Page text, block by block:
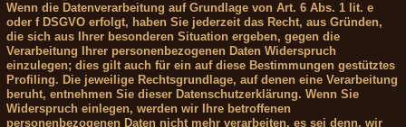
Wenn die Datenverarbeitung auf Grundlage von Art. 6 Abs. 1 lit. e
oder f DSGVO erfolgt, haben Sie jederzeit das Recht, aus Gründen,
die sich aus Ihrer besonderen Situation ergeben, gegen die
Verarbeitung Ihrer personenbezogenen Daten Widerspruch
einzulegen; dies gilt auch für ein auf diese Bestimmungen gestütztes
Profiling. Die jeweilige Rechtsgrundlage, auf denen eine Verarbeitung
beruht, entnehmen Sie dieser Datenschutzerklärung. Wenn Sie
Widerspruch einlegen, werden wir Ihre betroffenen
personenbezogenen Daten nicht mehr verarbeiten, es sei denn, wir